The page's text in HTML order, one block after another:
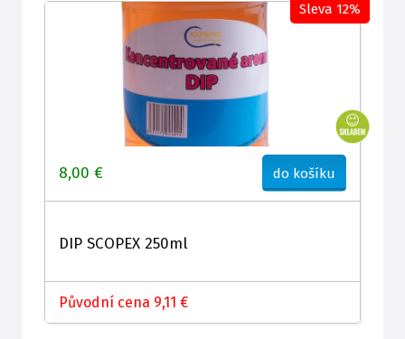
8,00 € do košíku
DIP SCOPEX 250ml
Původní cena 9,11 €
Sleva 12%